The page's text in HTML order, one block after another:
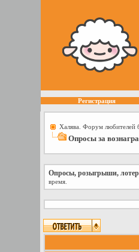
Регистрация
Халява. Форум любителей
Опросы за
Опросы, розыгрыши,
время.